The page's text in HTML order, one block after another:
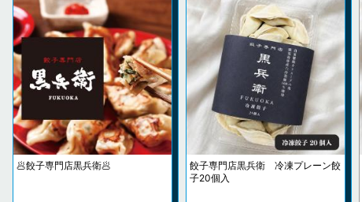
🥟餃子専門店黒兵衛🥟
餃子専門店黒兵衛 冷凍プレーン餃
子20個入